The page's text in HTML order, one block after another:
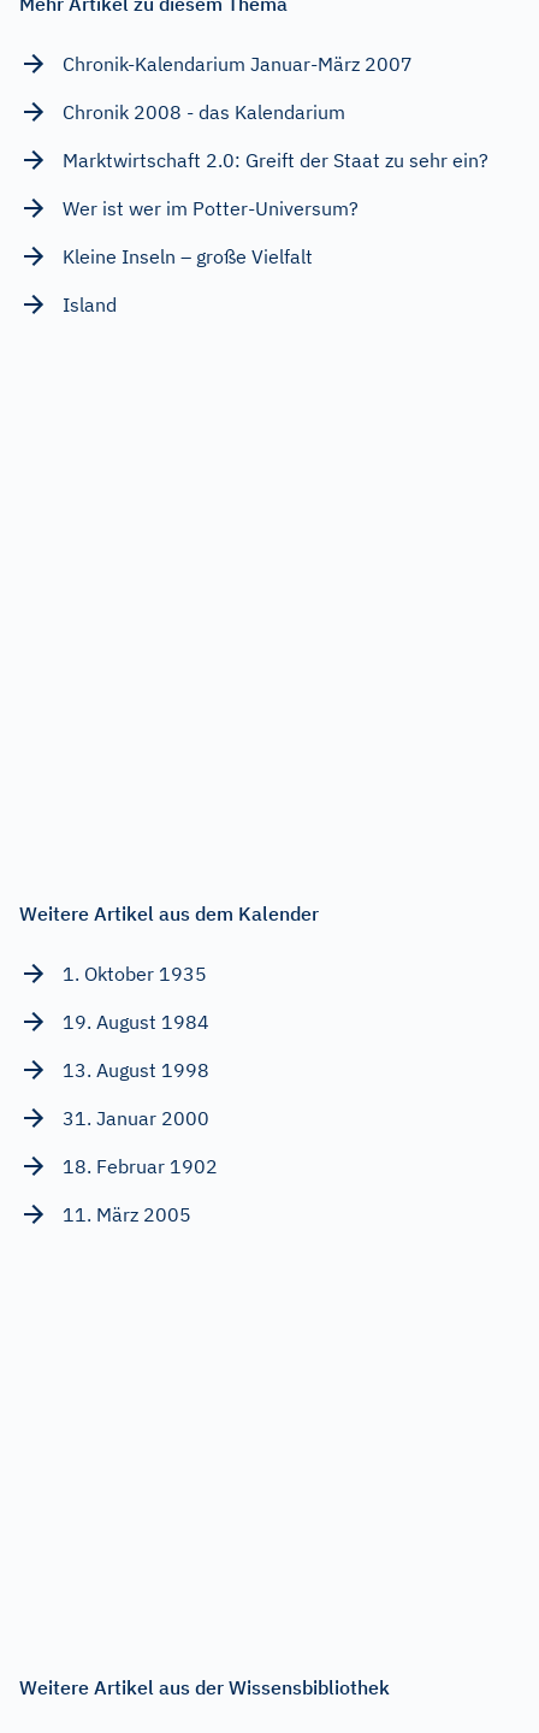
Chronik-Kalendarium Januar-März 2007
Chronik 2008 - das Kalendarium
Marktwirtschaft 2.0: Greift der Staat zu sehr ein?
Wer ist wer im Potter-Universum?
Kleine Inseln – große Vielfalt
Island
Weitere Artikel aus dem Kalender
1. Oktober 1935
19. August 1984
13. August 1998
31. Januar 2000
18. Februar 1902
11. März 2005
Weitere Artikel aus der Wissensbibliothek